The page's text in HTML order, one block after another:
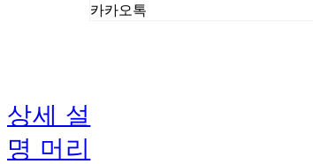
카카오톡
상세 설
명 머리